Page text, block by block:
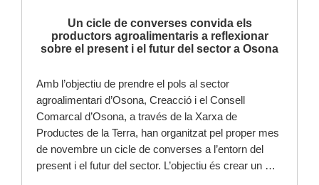
Un cicle de converses convida els
productors agroalimentaris a reflexionar
sobre el present i el futur del sector a Osona
Amb l’objectiu de prendre el pols al sector
agroalimentari d’Osona, Creacció i el Consell
Comarcal d’Osona, a través de la Xarxa de
Productes de la Terra, han organitzat pel proper mes
de novembre un cicle de converses a l’entorn del
present i el futur del sector. L’objectiu és crear un …